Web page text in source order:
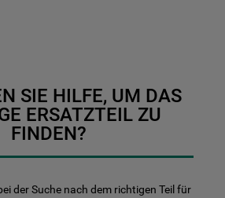
SIE HILFE, UM DAS
ERSATZTEIL ZU
FINDEN?
der Suche nach dem richtigen Teil für